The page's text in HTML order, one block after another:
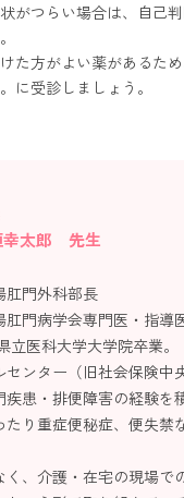
がつらい場合は、自己
た方がよい薬があるた
に受診しましょう。
幸太郎 先生
門外科部長
肛門病学会専門医・指導
立医科大学大学院卒業。
センター（旧社会保険中
患・排便障害の経験を
たり重症便秘症、便失禁
、介護・在宅の現場で